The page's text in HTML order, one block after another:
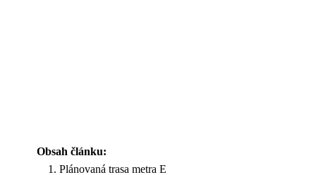
Obsah článku:
Plánovaná trasa metra E